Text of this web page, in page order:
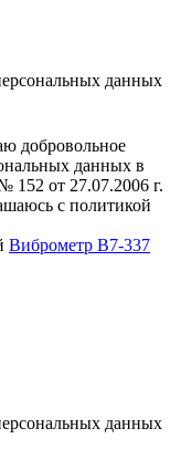
данных
добровольное
данных в
152 от 27.07.2006 г.
с политикой
Виброметр В7-337
данных